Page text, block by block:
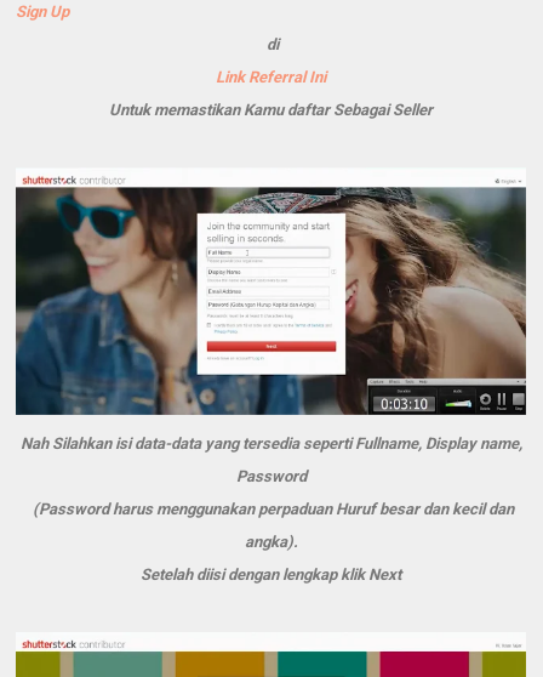
Sign Up
di
Link Referral Ini
Untuk memastikan Kamu daftar Sebagai Seller
Nah Silahkan isi data-data yang tersedia seperti Fullname, Display name,
Password
(Password harus menggunakan perpaduan Huruf besar dan kecil dan
angka).
Setelah diisi dengan lengkap klik Next